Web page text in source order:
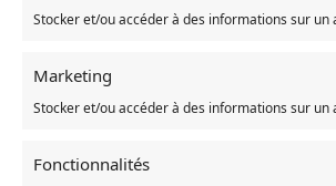
Stocker et/ou accéder à des informations sur un
Marketing
Stocker et/ou accéder à des informations sur un
Fonctionnalités
Le service après-vente Ghibli-store.com
Des sweats à prix abordables
Nos vêtements sont conçus pour vous